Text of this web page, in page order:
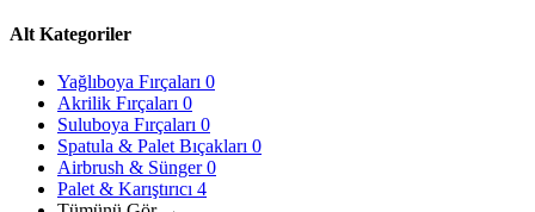
Alt Kategoriler
Yağlıboya Fırçaları 0
Akrilik Fırçaları 0
Suluboya Fırçaları 0
Spatula & Palet Bıçakları 0
Airbrush & Sünger0
Palet & Karıştırıcı 4